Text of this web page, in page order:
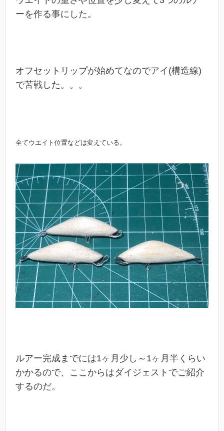
ーを作る事にした。
オフセットリップが始めてなのでアイ(構造線)
で苦戦した。。。
全てウエイト位置などは変えている。
ルアー完成までには1ヶ月少し～1ヶ月半くらい
かかるので、ここからはダイジェストでご紹介
するのだ。